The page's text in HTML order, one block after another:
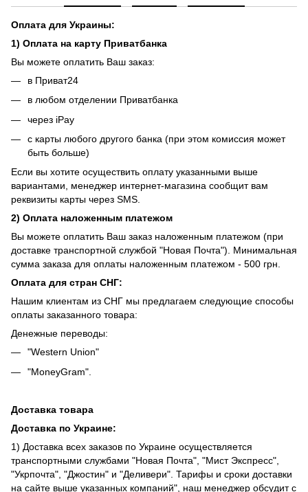
Оплата для Украины:
1) Оплата на карту Приватбанка
Вы можете оплатить Ваш заказ:
в Приват24
в любом отделении Приватбанка
через iPay
с карты любого другого банка (при этом комиссия может
быть больше)
Если вы хотите осуществить оплату указанными выше
вариантами, менеджер интернет-магазина сообщит вам
реквизиты карты через SMS.
2) Оплата наложенным платежом
Вы можете оплатить Ваш заказ наложенным платежом (при
доставке транспортной службой "Новая Почта"). Минимальная
сумма заказа для оплаты наложенным платежом - 500 грн.
Оплата для стран СНГ:
Нашим клиентам из СНГ мы предлагаем следующие способы
оплаты заказанного товара:
Денежные переводы:
"Western Union"
"MoneyGram".
Доставка товара
Доставка по Украине:
1) Доставка всех заказов по Украине осуществляется
транспортными службами "Новая Почта", "Мист Экспресс",
"Укрпочта", "Джостин" и "Деливери". Тарифы и сроки доставки
на сайте выше указанных компаний", наш менеджер обсудит с